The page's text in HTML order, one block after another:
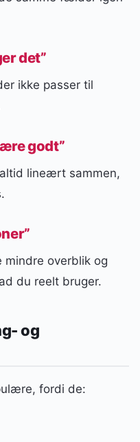
det”
ikke passer til
godt”
lineært sammen,
overblik og
du reelt bruger.
og
fordi de: